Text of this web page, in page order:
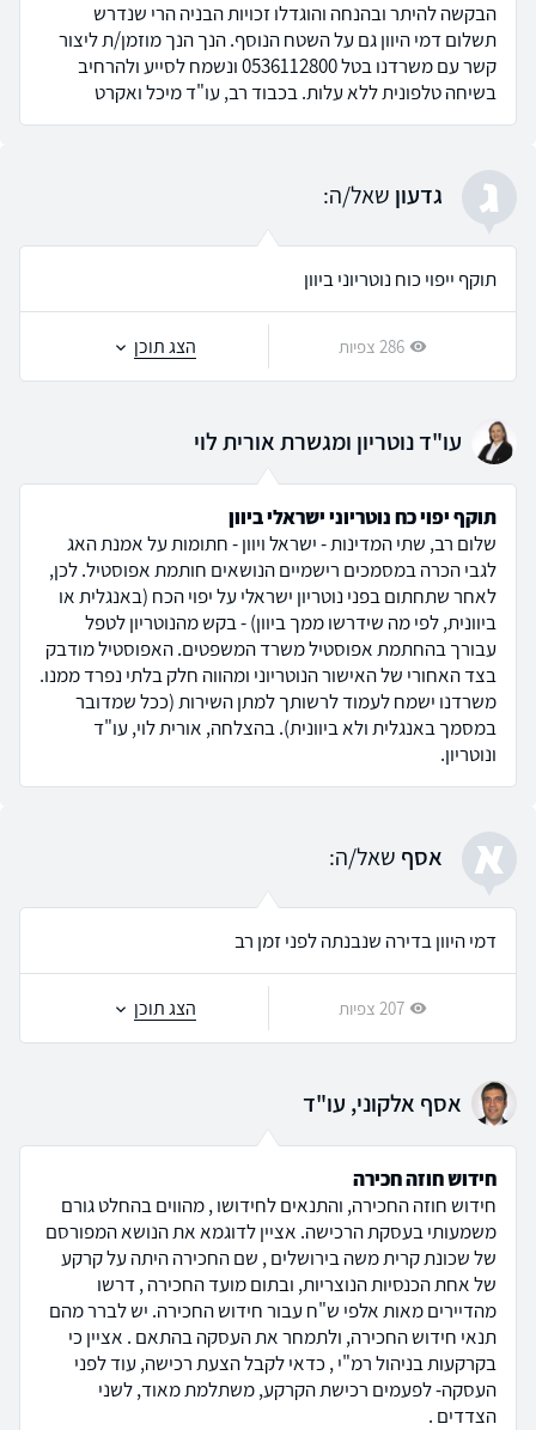
הבקשה להיתר ובהנחה והוגדלו זכויות הבניה הרי שנדרש
תשלום דמי היוון גם על השטח הנוסף. הנך הנך מוזמן/ת ליצור
קשר עם משרדנו בטל 0536112800 ונשמח לסייע ולהרחיב
בשיחה טלפונית ללא עלות. בכבוד רב, עו"ד מיכל ואקרט
ג גדעון שאל/ה:
תוקף ייפוי כוח נוטריוני ביוון
286 צפיות הצג תוכן
עו"ד נוטריון ומגשרת אורית לוי
תוקף יפוי כח נוטריוני ישראלי ביוון
שלום רב, שתי המדינות - ישראל ויוון - חתומות על אמנת האג
לגבי הכרה במסמכים רישמיים הנושאים חותמת אפוסטיל. לכן,
לאחר שתחתום בפני נוטריון ישראלי על יפוי הכח (באנגלית או
ביוונית, לפי מה שידרשו ממך ביוון) - בקש מהנוטריון לטפל
עבורך בהחתמת אפוסטיל משרד המשפטים. האפוסטיל מודבק
בצד האחורי של האישור הנוטריוני ומהווה חלק בלתי נפרד ממנו.
משרדנו ישמח לעמוד לרשותך למתן השירות (ככל שמדובר
במסמך באנגלית ולא ביוונית). בהצלחה, אורית לוי, עו"ד
ונוטריון.
א אסף שאל/ה:
דמי היוון בדירה שנבנתה לפני זמן רב
207 צפיות הצג תוכן
אסף אלקוני, עו"ד
חידוש חוזה חכירה
חידוש חוזה החכירה, והתנאים לחידושו , מהווים בהחלט גורם
משמעותי בעסקת הרכישה. אציין לדוגמא את הנושא המפורסם
של שכונת קרית משה בירושלים , שם החכירה היתה על קרקע
של אחת הכנסיות הנוצריות, ובתום מועד החכירה , דרשו
מהדיירים מאות אלפי ש"ח עבור חידוש החכירה. יש לברר מהם
תנאי חידוש החכירה, ולתמחר את העסקה בהתאם . אציין כי
בקרקעות בניהול רמ"י , כדאי לקבל הצעת רכישה, עוד לפני
העסקה- לפעמים רכישת הקרקע, משתלמת מאוד, לשני
הצדדים .